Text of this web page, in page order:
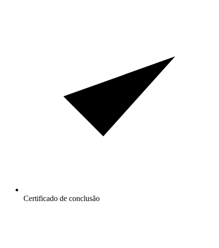
Certificado de conclusão